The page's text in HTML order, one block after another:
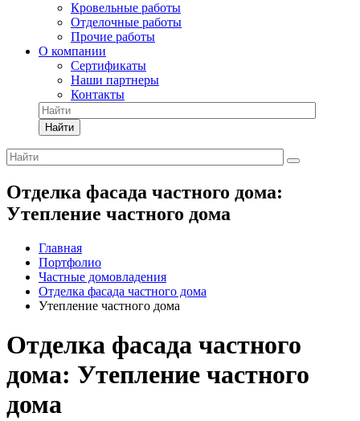
Кровельные работы
Отделочные работы
Прочие работы
О компании
Сертификаты
Наши партнеры
Контакты
Найти
Отделка фасада частного дома:
Утепление частного дома
Главная
Портфолио
Частные домовладения
Отделка фасада частного дома
Утепление частного дома
Отделка фасада частного
дома: Утепление частного
дома